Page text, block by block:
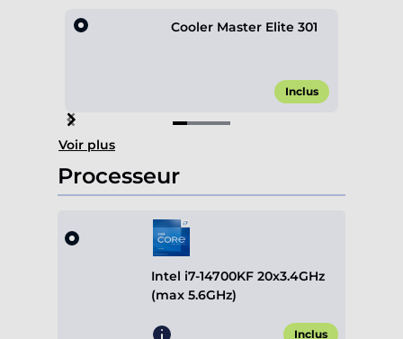
Cooler Master Elite 301
Inclus
Item
1
of
4
Voir plus
Processeur
Intel i7-14700KF 20x3.4GHz
(max 5.6GHz)
Inclus